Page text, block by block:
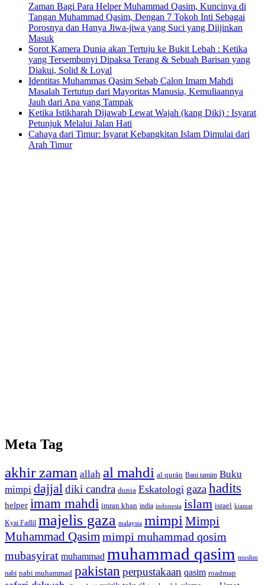
Zaman Bagi Para Helper Muhammad Qasim, Kuncinya di
Tangan Muhammad Qasim, Dengan 7 Tokoh Inti Sebagai
Porosnya dan Hanya Jiwa-jiwa yang Suci yang Diijinkan
Masuk
Sorot Kamera Dunia akan Tertuju ke Bukit Lebah : Ketika
yang Tersembunyi Dipaksa Terang & Sebuah Barisan yang
Diakui, Solid & Loyal
Identitas Muhammas Qasim Sebab Calon Imam Mahdi
Masalah Tertutup dari Mayoritas Manusia, Kemuliaannya
Jauh dari Apa yang Tampak
Ketika Istikharah Dijawab Lewat Wajah (kang Diki) : Isyarat
Petunjuk Melalui Jalan Hati
Cahaya dari Timur: Isyarat Kebangkitan Islam Dimulai dari
Arah Timur
Meta Tag
akhir zaman allah al mahdi al qurán Bani tamim Buku
mimpi dajjal diki candra dunia Eskatologi gazahadits
helper imam mahdi imran khan india indonesia islam israel kiamat
Kyai Fadlil majelis gaza malaysia mimpi Mimpi
Muhammad Qasim mimpi muhammad qosim
mubasyirat muhammad muhammad qasim muslim
nabi nabi muhammad pakistan perpustakaan qasim roadmap